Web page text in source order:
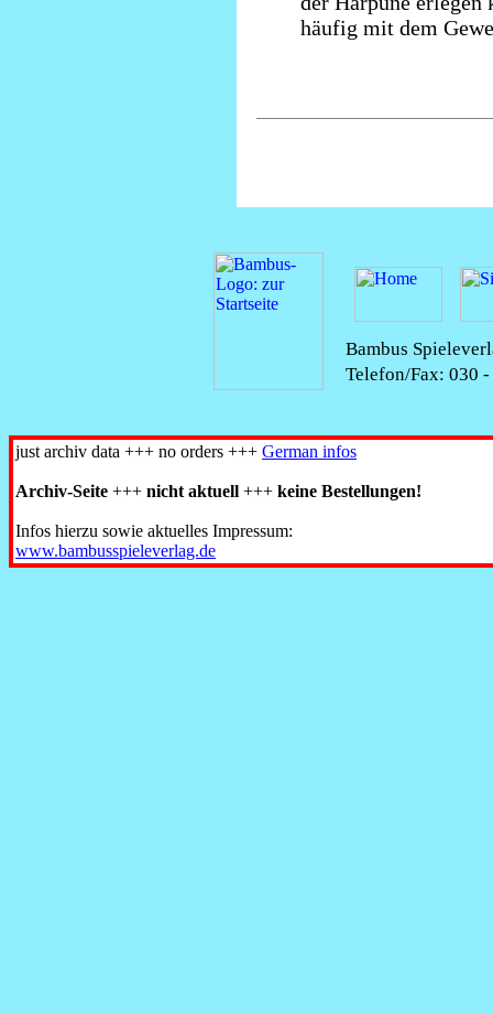
häufig mit dem
Bambus
Telefon/Fax: 030
just archiv data +++ no orders +++ German infos
Archiv-Seite +++ nicht aktuell +++ keine Bestellungen!
Infos hierzu sowie aktuelles Impressum:
www.bambusspieleverlag.de